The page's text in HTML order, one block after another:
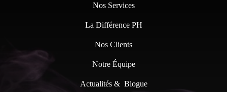
Nos Services
La Différence PH
Nos Clients
Notre Équipe
Actualités & Blogue